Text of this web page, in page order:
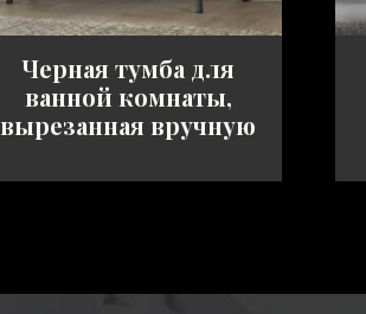
Черная тумба для
ванной комнаты,
вырезанная вручную